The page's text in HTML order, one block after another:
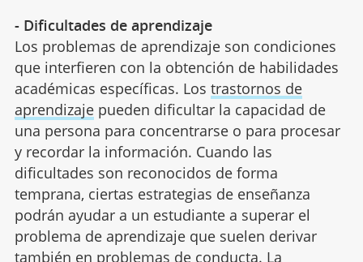
- Dificultades de aprendizaje
Los problemas de aprendizaje son condiciones
que interfieren con la obtención de habilidades
académicas específicas. Los trastornos de
aprendizajepueden dificultar la capacidad de
una persona para concentrarse o para procesar
y recordar la información. Cuando las
dificultades son reconocidos de forma
temprana, ciertas estrategias de enseñanza
podrán ayudar a un estudiante a superar el
problema de aprendizaje que suelen derivar
también en problemas de conducta. La